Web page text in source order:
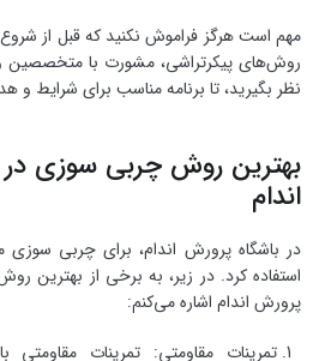
مهم است هرگز فراموش نکنید که قبل از شروع
روش‌های پیکرتراشی، مشورت با متخصصین
نظر بگیرید، تا برنامه مناسب برای شرایط
بهترین روش چربی سوزی در
اندام
در باشگاه پرورش اندام، برای چربی
استفاده کرد. در زیر، به برخی از بهترین
پرورش اندام اشاره می‌کنم:
تمرینات مقاومتی: تمرینات مقاومتی